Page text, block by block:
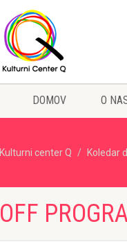
DOMOV O
Kulturni center Q Koledar
OFF